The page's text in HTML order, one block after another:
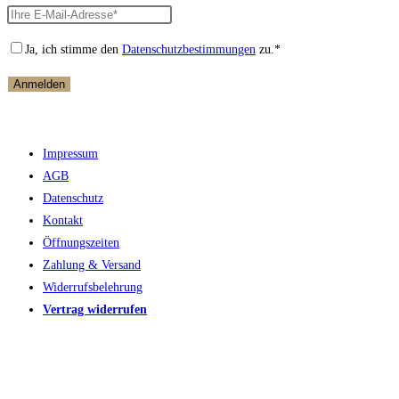
Ja, ich stimme den Datenschutzbestimmungen zu.*
Impressum
AGB
Datenschutz
Kontakt
Öffnungszeiten
Zahlung & Versand
Widerrufsbelehrung
Vertrag widerrufen